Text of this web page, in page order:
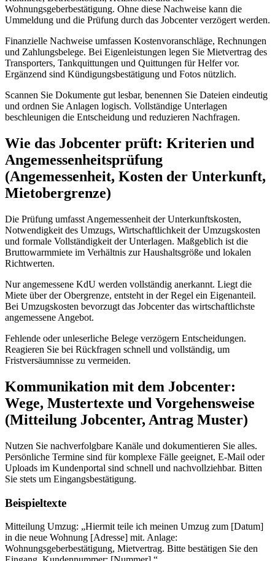
Wohnungsgeberbestätigung. Ohne diese Nachweise kann die
Ummeldung und die Prüfung durch das Jobcenter verzögert werden.
Finanzielle Nachweise umfassen Kostenvoranschläge, Rechnungen
und Zahlungsbelege. Bei Eigenleistungen legen Sie Mietvertrag des
Transporters, Tankquittungen und Quittungen für Helfer vor.
Ergänzend sind Kündigungsbestätigung und Fotos nützlich.
Scannen Sie Dokumente gut lesbar, benennen Sie Dateien eindeutig
und ordnen Sie Anlagen logisch. Vollständige Unterlagen
beschleunigen die Entscheidung und reduzieren Nachfragen.
Wie das Jobcenter prüft: Kriterien und
Angemessenheitsprüfung
(Angemessenheit, Kosten der Unterkunft,
Mietobergrenze)
Die Prüfung umfasst Angemessenheit der Unterkunftskosten,
Notwendigkeit des Umzugs, Wirtschaftlichkeit der Umzugskosten
und formale Vollständigkeit der Unterlagen. Maßgeblich ist die
Bruttowarmmiete im Verhältnis zur Haushaltsgröße und lokalen
Richtwerten.
Nur angemessene KdU werden vollständig anerkannt. Liegt die
Miete über der Obergrenze, entsteht in der Regel ein Eigenanteil.
Bei Umzugskosten bevorzugt das Jobcenter das wirtschaftlichste
angemessene Angebot.
Fehlende oder unleserliche Belege verzögern Entscheidungen.
Reagieren Sie bei Rückfragen schnell und vollständig, um
Fristversäumnisse zu vermeiden.
Kommunikation mit dem Jobcenter:
Wege, Mustertexte und Vorgehensweise
(Mitteilung Jobcenter, Antrag Muster)
Nutzen Sie nachverfolgbare Kanäle und dokumentieren Sie alles.
Persönliche Termine sind für komplexe Fälle geeignet, E-Mail oder
Uploads im Kundenportal sind schnell und nachvollziehbar. Bitten
Sie stets um Eingangsbestätigung.
Beispieltexte
Mitteilung Umzug: „Hiermit teile ich meinen Umzug zum [Datum]
in die neue Wohnung [Adresse] mit. Anlage:
Wohnungsgeberbestätigung, Mietvertrag. Bitte bestätigen Sie den